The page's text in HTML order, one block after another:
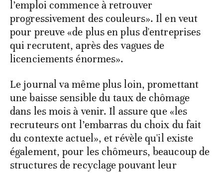
l’emploi commence à retrouver
progressivement des couleurs». Il en veut
pour preuve «de plus en plus d'entreprises
qui recrutent, après des vagues de
licenciements énormes».
Le journal va même plus loin, promettant
une baisse sensible du taux de chômage
dans les mois à venir. Il assure que «les
recruteurs ont l’embarras du choix du fait
du contexte actuel», et révèle qu'il existe
également, pour les chômeurs, beaucoup de
structures de recyclage pouvant leur